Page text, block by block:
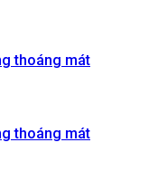
thoáng mát
thoáng mát